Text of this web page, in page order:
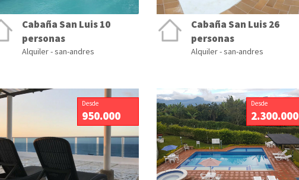
Cabaña San Luis 10
personas
Alquiler - san-andres
Cabaña San Luis 26
personas
Alquiler - san-andres
Desde
950.000
Desde
2.300.000